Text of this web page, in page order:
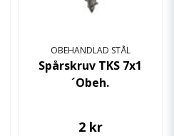
OBEHANDLAD STÅL
Spårskruv TKS 7x1
´Obeh.
2 kr